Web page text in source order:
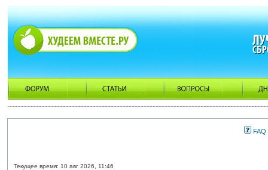
FAQ
Текущее время: 10 авг 2026, 11:46